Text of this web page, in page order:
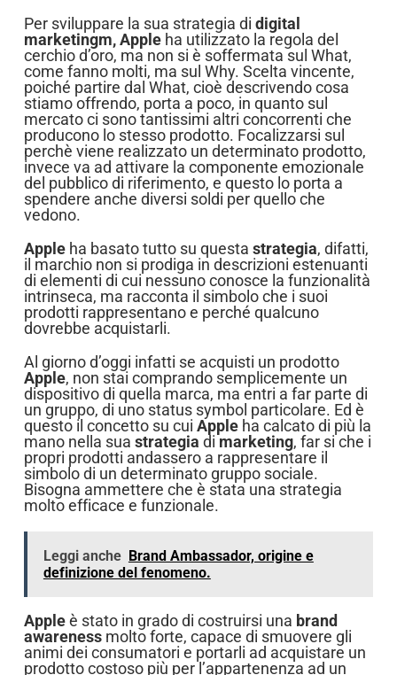
Per sviluppare la sua strategia di digital
marketingm, Apple ha utilizzato la regola del
cerchio d’oro, ma non si è soffermata sul What,
come fanno molti, ma sul Why. Scelta vincente,
poiché partire dal What, cioè descrivendo cosa
stiamo offrendo, porta a poco, in quanto sul
mercato ci sono tantissimi altri concorrenti che
producono lo stesso prodotto. Focalizzarsi sul
perchè viene realizzato un determinato prodotto,
invece va ad attivare la componente emozionale
del pubblico di riferimento, e questo lo porta a
spendere anche diversi soldi per quello che
vedono.
Apple ha basato tutto su questa strategia, difatti,
il marchio non si prodiga in descrizioni estenuanti
di elementi di cui nessuno conosce la funzionalità
intrinseca, ma racconta il simbolo che i suoi
prodotti rappresentano e perché qualcuno
dovrebbe acquistarli.
Al giorno d’oggi infatti se acquisti un prodotto
Apple, non stai comprando semplicemente un
dispositivo di quella marca, ma entri a far parte di
un gruppo, di uno status symbol particolare. Ed è
questo il concetto su cui Apple ha calcato di più la
mano nella sua strategia dimarketing, far si che i
propri prodotti andassero a rappresentare il
simbolo di un determinato gruppo sociale.
Bisogna ammettere che è stata una strategia
molto efficace e funzionale.
Leggi anche Brand Ambassador, origine e
definizione del fenomeno.
Appleè stato in grado di costruirsi una brand
awarenessmolto forte, capace di smuovere gli
animi dei consumatori e portarli ad acquistare un
prodotto costoso più per l’appartenenza ad un